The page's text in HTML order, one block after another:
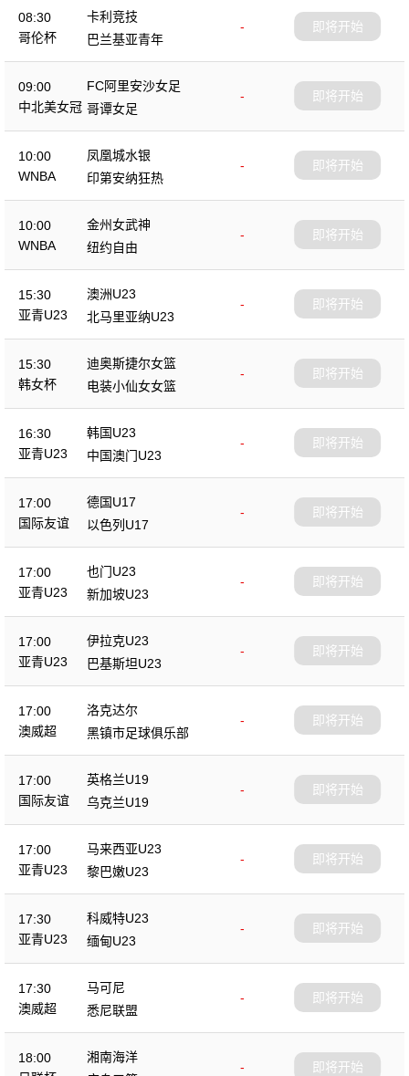
08:30
哥伦杯
卡利竞技
-
巴兰基亚青年
即将开始
09:00
中北美女冠
FC阿里安沙女足
-
哥谭女足
即将开始
10:00
WNBA
凤凰城水银
-
印第安纳狂热
即将开始
10:00
WNBA
金州女武神
-
纽约自由
即将开始
15:30
亚青U23
澳洲U23
-
北马里亚纳U23
即将开始
15:30
韩女杯
迪奥斯捷尔女篮
-
电装小仙女女篮
即将开始
16:30
亚青U23
韩国U23
-
中国澳门U23
即将开始
17:00
国际友谊
德国U17
-
以色列U17
即将开始
17:00
亚青U23
也门U23
-
新加坡U23
即将开始
17:00
亚青U23
伊拉克U23
-
巴基斯坦U23
即将开始
17:00
澳威超
洛克达尔
-
黑镇市足球俱乐部
即将开始
17:00
国际友谊
英格兰U19
-
乌克兰U19
即将开始
17:00
亚青U23
马来西亚U23
-
黎巴嫩U23
即将开始
17:30
亚青U23
科威特U23
-
缅甸U23
即将开始
17:30
澳威超
马可尼
-
悉尼联盟
即将开始
18:00
湘南海洋
-
即将开始